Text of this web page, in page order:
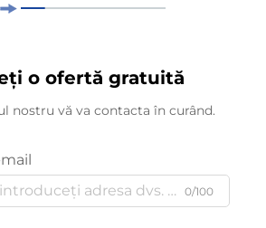
o ofertă gratuită
nostru vă va contacta în curând.
0/100